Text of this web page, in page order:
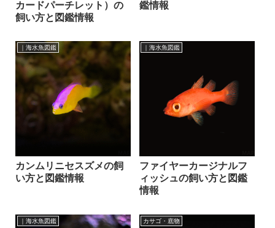
カードパーチレット）の
飼い方と図鑑情報
鑑情報
｜海水魚図鑑
カンムリニセスズメの飼
い方と図鑑情報
｜海水魚図鑑
ファイヤーカージナルフ
ィッシュの飼い方と図鑑
情報
｜海水魚図鑑 カサゴ・底物